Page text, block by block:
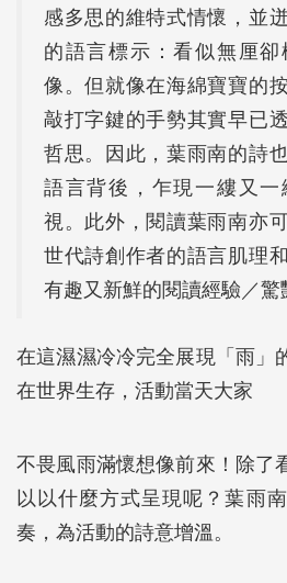
感多思的維特式情懷，並
的語言標示：看似無厘
像。但就像在海綿寶寶的
敲打字鍵的手勢其實早已
哲思。因此，葉雨南的詩
語言背後，乍現一縷又
視。此外，閱讀葉雨南亦
世代詩創作者的語言肌理
有趣又新鮮的閱讀經驗／驚
在這濕濕冷冷完全展現「雨」
在世界生存，活動當天大家
不畏風雨滿懷想像前來！除了
以以什麼方式呈現呢？葉雨
奏，為活動的詩意增溫。